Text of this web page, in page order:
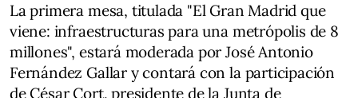
La primera mesa, titulada "El Gran Madrid que
viene: infraestructuras para una metrópolis de 8
millones", estará moderada por José Antonio
Fernández Gallar y contará con la participación
de César Cort, presidente de la Junta de